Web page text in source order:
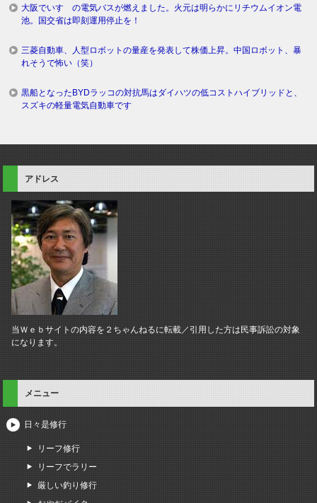
大阪でいすゞの電気バスが燃えました。火元は明らかにリチウムイオン電
池。国交省は即刻運用停止を！
三菱自動車、人型ロボットの量産を発表して株価上昇。中国ロボット、暴
れそうで怖い（笑）
黒船となったBYDラッコの対抗馬はダイハツの低コストハイブリッドと、
スズキの軽量電気自動車です
アドレス
当Ｗｅｂサイトの内容を２ちゃんねるに転載／引用した方は民事訴訟の対象
になります。
メニュー
日々是修行
リーフ修行
リーフでラリー
厳しい釣り修行